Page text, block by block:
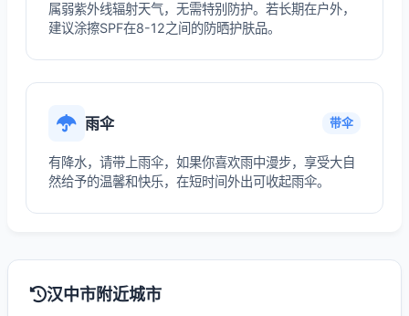
属弱紫外线辐射天气，无需特别防护。若长期在户外，
建议涂擦SPF在8-12之间的防晒护肤品。
雨伞 带伞
有降水，请带上雨伞，如果你喜欢雨中漫步，享受大自
然给予的温馨和快乐，在短时间外出可收起雨伞。
汉中市附近城市